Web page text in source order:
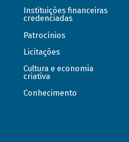
Instituições financeiras
credenciadas
Patrocínios
Licitações
Cultura e economia
criativa
Conhecimento